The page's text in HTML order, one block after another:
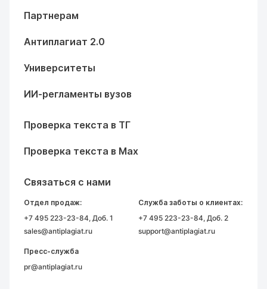
Партнерам
Антиплагиат 2.0
Университеты
ИИ-регламенты вузов
Проверка текста в ТГ
Проверка текста в Max
Связаться с нами
Отдел продаж:
+7 495 223-23-84, Доб. 1
sales@antiplagiat.ru
Служба заботы о клиентах:
+7 495 223-23-84, Доб. 2
support@antiplagiat.ru
Пресс-служба
pr@antiplagiat.ru